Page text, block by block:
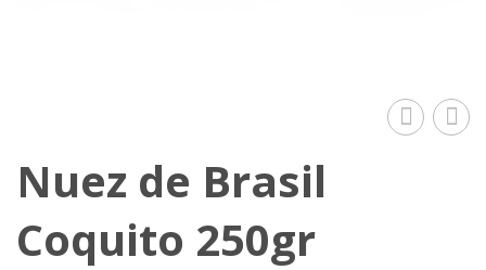
Nuez de Brasil
Coquito 250gr